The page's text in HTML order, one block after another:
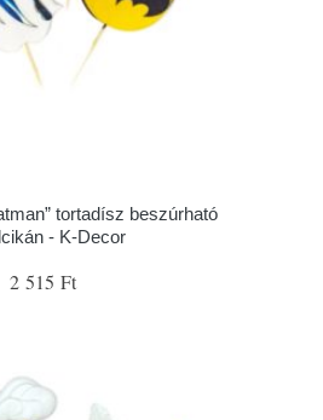
tortadísz beszúrható
- K-Decor
2 515 Ft